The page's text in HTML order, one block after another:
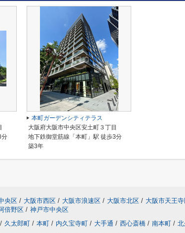
分
本町ガーデンシティテラス
大阪府大阪市中央区安土町３丁目
地下鉄御堂筋線「本町」駅 徒歩3分
築3年
央区 / 大阪市西区 / 大阪市浪速区 / 大阪市北区 / 大阪市天王
倍野区 / 神戸市中央区
/ 久太郎町 / 本町 / 内久宝寺町 / 大手通 / 西心斎橋 / 南本町 /